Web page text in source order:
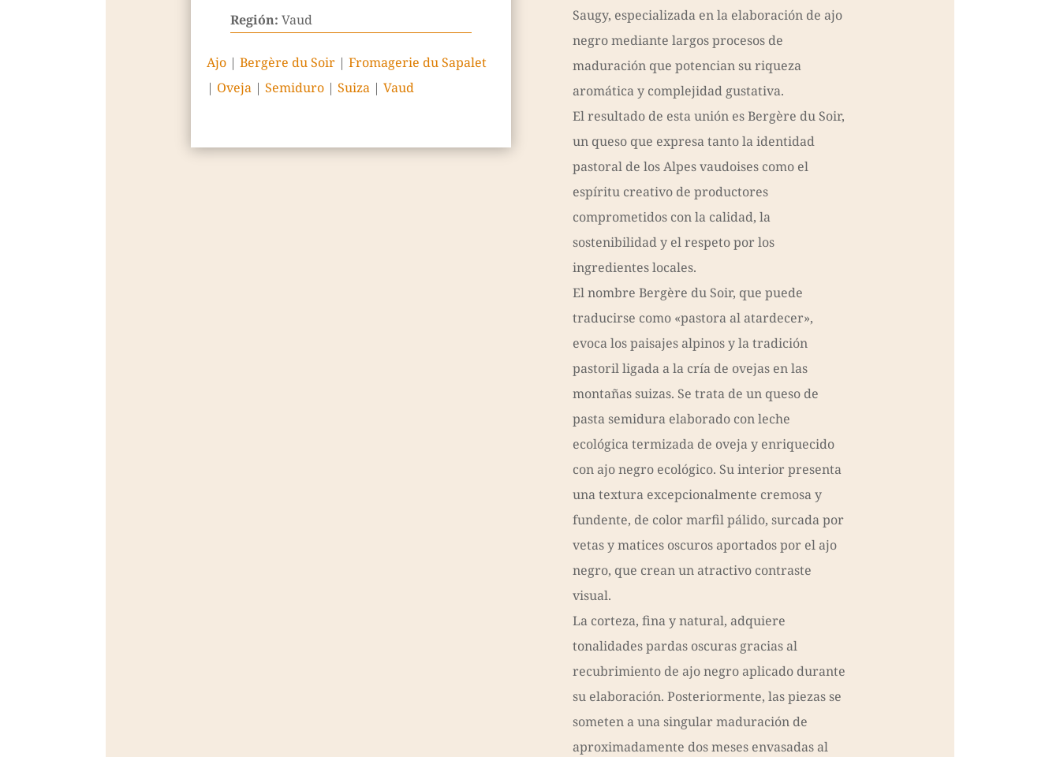
Región: Vaud
Ajo| Bergère du Soir| Fromagerie du Sapalet
| Oveja| Semiduro| Suiza| Vaud
Saugy, especializada en la elaboración de ajo
negro mediante largos procesos de
maduración que potencian su riqueza
aromática y complejidad gustativa.
El resultado de esta unión es Bergère du Soir,
un queso que expresa tanto la identidad
pastoral de los Alpes vaudoises como el
espíritu creativo de productores
comprometidos con la calidad, la
sostenibilidad y el respeto por los
ingredientes locales.
El nombre Bergère du Soir, que puede
traducirse como «pastora al atardecer»,
evoca los paisajes alpinos y la tradición
pastoril ligada a la cría de ovejas en las
montañas suizas. Se trata de un queso de
pasta semidura elaborado con leche
ecológica termizada de oveja y enriquecido
con ajo negro ecológico. Su interior presenta
una textura excepcionalmente cremosa y
fundente, de color marfil pálido, surcada por
vetas y matices oscuros aportados por el ajo
negro, que crean un atractivo contraste
visual.
La corteza, fina y natural, adquiere
tonalidades pardas oscuras gracias al
recubrimiento de ajo negro aplicado durante
su elaboración. Posteriormente, las piezas se
someten a una singular maduración de
aproximadamente dos meses envasadas al